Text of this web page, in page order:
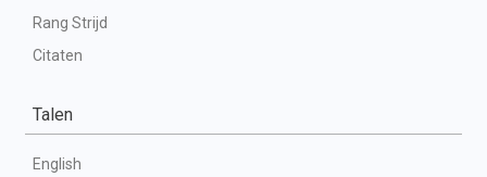
Rang Strijd
Citaten
Talen
English